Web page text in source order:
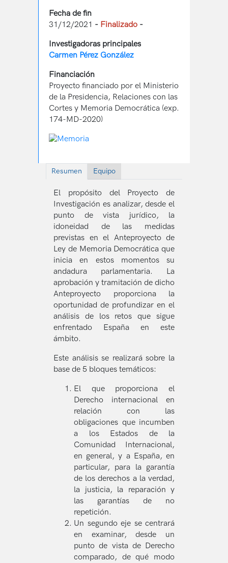
Fecha de fin
31/12/2021 - Finalizado -
Investigadoras principales
Carmen Pérez González
Financiación
Proyecto financiado por el Ministerio
de la Presidencia, Relaciones con las
Cortes y Memoria Democrática (exp.
174-MD-2020)
Resumen Equipo
El propósito del Proyecto de
Investigación es analizar, desde el
punto de vista jurídico, la
idoneidad de las medidas
previstas en el Anteproyecto de
Ley de Memoria Democrática que
inicia en estos momentos su
andadura parlamentaria. La
aprobación y tramitación de dicho
Anteproyecto proporciona la
oportunidad de profundizar en el
análisis de los retos que sigue
enfrentado España en este
ámbito.
Este análisis se realizará sobre la
base de 5 bloques temáticos:
El que proporciona el
Derecho internacional en
relación con las
obligaciones que incumben
a los Estados de la
Comunidad Internacional,
en general, y a España, en
particular, para la garantía
de los derechos a la verdad,
la justicia, la reparación y
las garantías de no
repetición.
Un segundo eje se centrará
en examinar, desde un
punto de vista de Derecho
comparado, de qué modo